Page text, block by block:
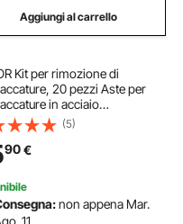
Aggiungi al carrello
Kit per rimozione di
20 pezzi Aste per
in acciaio
Strumenti per
ammaccature da
per ammaccature minori
(5)
90€
non appena Mar.